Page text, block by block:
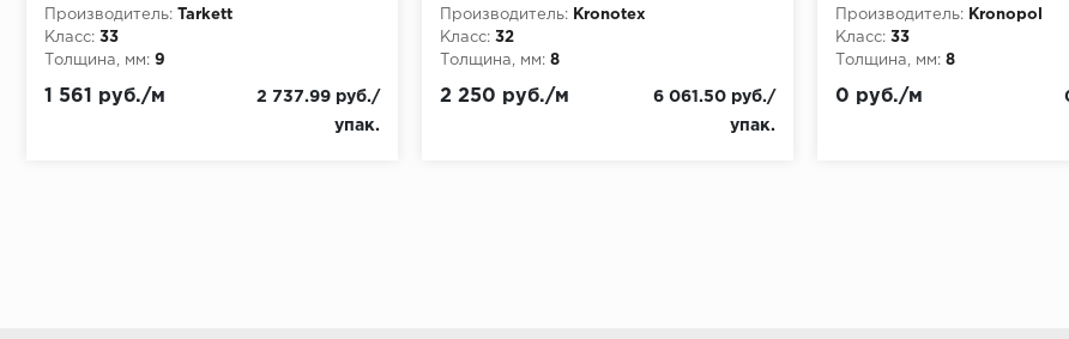
Производитель:
Tarkett
Класс: 33
Толщина, мм: 9
1 561 руб./м
2 737.99 руб./
упак.
Производитель:
Kronotex
Класс: 32
Толщина, мм: 8
2 250 руб./м
6 061.50 руб./
упак.
Производитель:
Kronopol
Класс: 33
Толщина, мм: 8
0 руб./м